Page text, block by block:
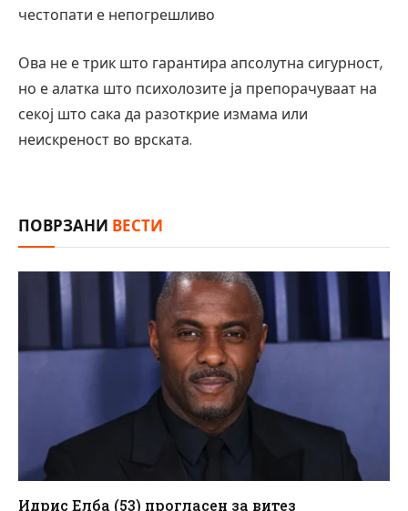
честопати е непогрешливо
Ова не е трик што гарантира апсолутна сигурност,
но е алатка што психолозите ја препорачуваат на
секој што сака да разоткрие измама или
неискреност во врската.
ПОВРЗАНИ ВЕСТИ
Идрис Елба (53) прогласен за витез